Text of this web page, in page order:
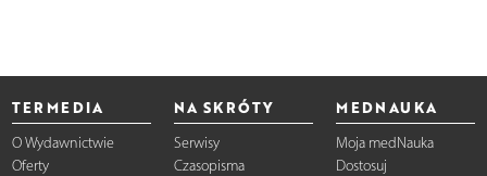
TERMEDIA
O Wydawnictwie
Oferty
NA SKRÓTY
Serwisy
Czasopisma
MEDNAUKA
Moja medNauka
Dostosuj